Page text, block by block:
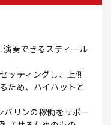
奏できるスティール
ッティングし、上側
ため、ハイハットと
リンの稼働をサポー